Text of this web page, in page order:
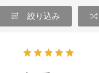
絞り込み